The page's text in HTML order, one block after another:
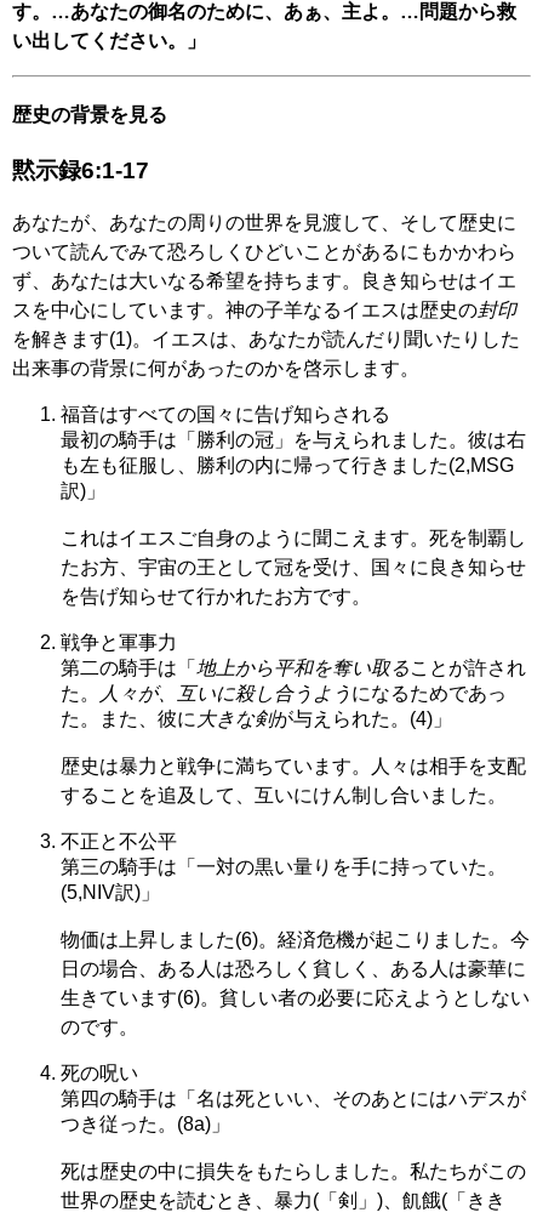
す。…あなたの御名のために、あぁ、主よ。…問題から救
い出してください。」
歴史の背景を見る
黙示録6:1-17
あなたが、あなたの周りの世界を見渡して、そして歴史に
ついて読んでみて恐ろしくひどいことがあるにもかかわら
ず、あなたは大いなる希望を持ちます。良き知らせはイエ
スを中心にしています。神の子羊なるイエスは歴史の封印
を解きます(1)。イエスは、あなたが読んだり聞いたりした
出来事の背景に何があったのかを啓示します。
福音はすべての国々に告げ知らされる
最初の騎手は「勝利の冠」を与えられました。彼は右
も左も征服し、勝利の内に帰って行きました(2,MSG
訳)」
これはイエスご自身のように聞こえます。死を制覇し
たお方、宇宙の王として冠を受け、国々に良き知らせ
を告げ知らせて行かれたお方です。
戦争と軍事力
第二の騎手は「 地上から平和を奪い取ることが許され
た。
人々が、互いに殺し合うよう になるためであっ
た。また、彼に 大きな剣が与えられた。(4)」
歴史は暴力と戦争に満ちています。人々は相手を支配
することを追及して、互いにけん制し合いました。
不正と不公平
第三の騎手は「一対の黒い量りを手に持っていた。
(5,NIV訳)」
物価は上昇しました(6)。経済危機が起こりました。今
日の場合、ある人は恐ろしく貧しく、ある人は豪華に
生きています(6)。貧しい者の必要に応えようとしない
のです。
死の呪い
第四の騎手は「名は死といい、そのあとにはハデスが
つき従った。(8a)」
死は歴史の中に損失をもたらしました。私たちがこの
世界の歴史を読むとき、暴力(「剣」)、飢餓(「きき